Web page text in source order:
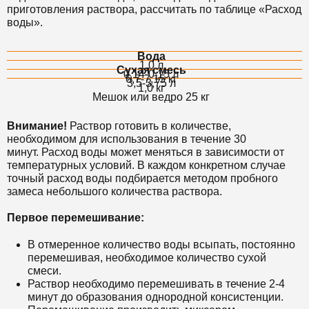
приготовления раствора, рассчитать по таблице «Расход
воды».
Вода
Сухая смесь
1,0 л
6,7-7,15 кг
0,14-0,15 л
1,0 кг
3,5-3,75 л
Мешок или ведро 25 кг
Внимание! Раствор готовить в количестве,
необходимом для использования в течение 30
минут. Расход воды может меняться в зависимости от
температурных условий. В каждом конкретном случае
точный расход воды подбирается методом пробного
замеса небольшого количества раствора.
Первое перемешивание:
В отмеренное количество воды всыпать, постоянно
перемешивая, необходимое количество сухой
смеси.
Раствор необходимо перемешивать в течение 2-4
минут до образования однородной консистенции.